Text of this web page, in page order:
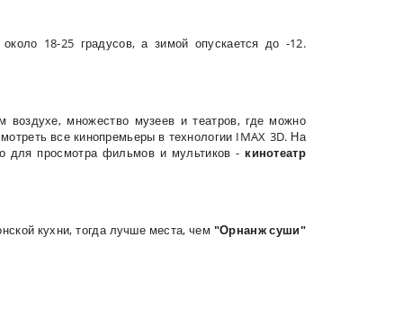
18-25 градусов, а зимой опускается до -12.
воздухе, множество музеев и театров, где можно
все кинопремьеры в технологии IMAX 3D. На
для просмотра фильмов и мультиков - кинотеатр
кухни, тогда лучше места, чем "Орнанж суши"